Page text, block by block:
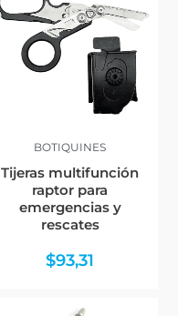
BOTIQUINES
Tijeras multifunción
raptor para
emergencias y
rescates
$93,31